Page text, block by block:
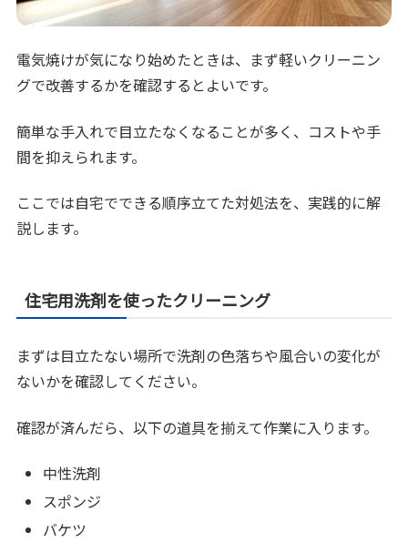
電気焼けが気になり始めたときは、まず軽いクリーニン
グで改善するかを確認するとよいです。
簡単な手入れで目立たなくなることが多く、コストや手
間を抑えられます。
ここでは自宅でできる順序立てた対処法を、実践的に解
説します。
住宅用洗剤を使ったクリーニング
まずは目立たない場所で洗剤の色落ちや風合いの変化が
ないかを確認してください。
確認が済んだら、以下の道具を揃えて作業に入ります。
中性洗剤
スポンジ
バケツ